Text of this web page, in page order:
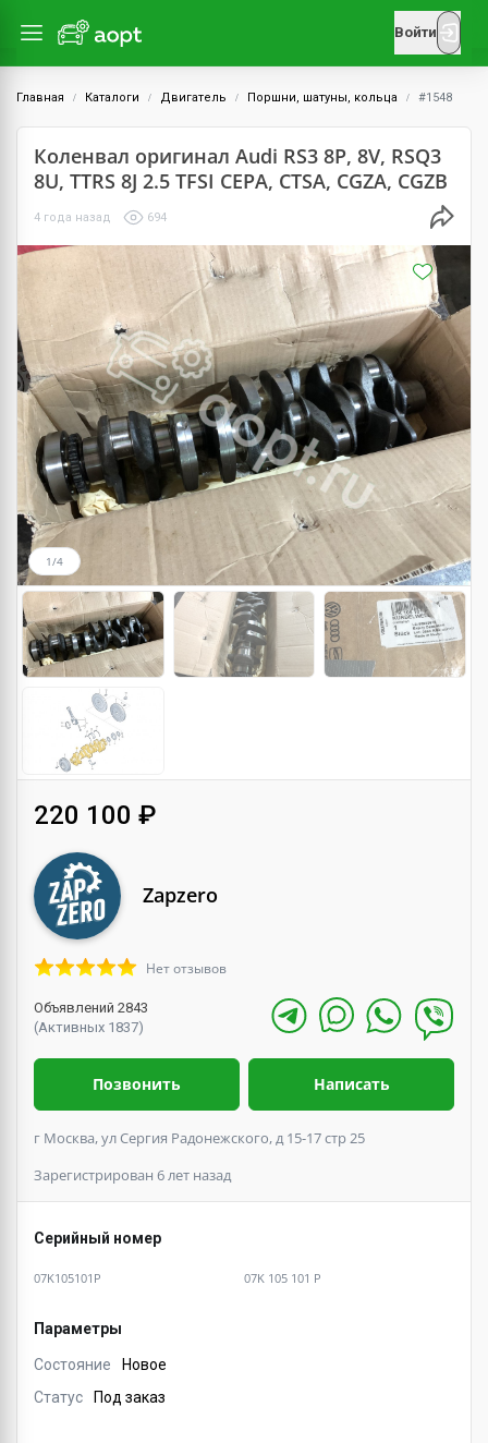
Войти
Главная Каталоги Двигатель Поршни, шатуны, кольца #1548
Коленвал оригинал Audi RS3 8P, 8V, RSQ3
8U, TTRS 8J 2.5 TFSI CEPA, CTSA, CGZA, CGZB
4 года назад 694
1/4
220 100 ₽
Zapzero
Нет отзывов
Объявлений 2843
(Активных 1837)
Позвонить Написать
г Москва, ул Сергия Радонежского, д 15-17 стр 25
Зарегистрирован 6 лет назад
Серийный номер
07K105101P 07K 105 101 P
Параметры
Состояние
Новое
Статус
Под заказ